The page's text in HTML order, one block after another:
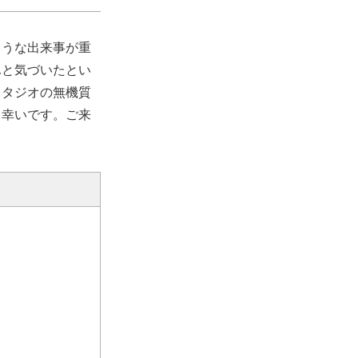
な出来事が重
気づいたとい
ジオの無機質
いです。ご来